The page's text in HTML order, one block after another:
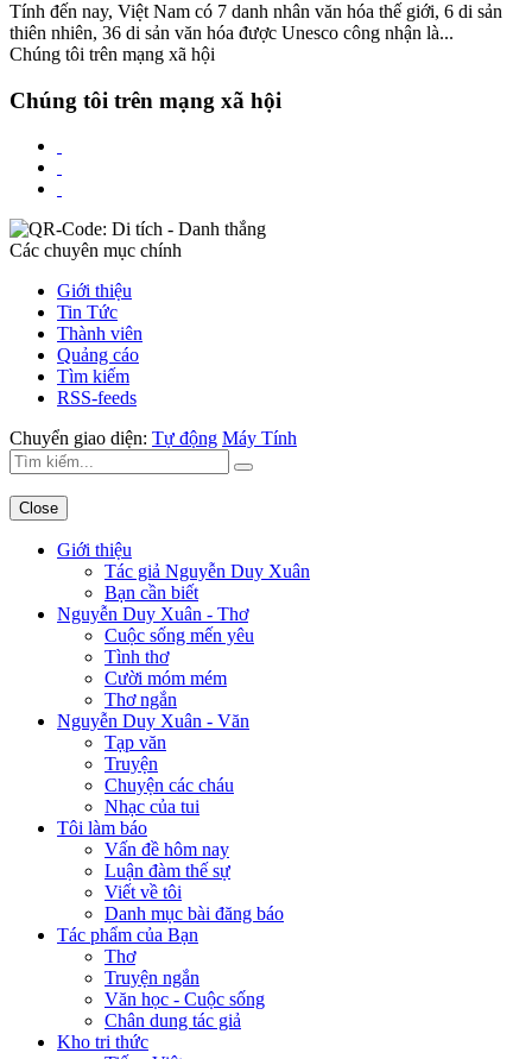
Tính đến nay, Việt Nam có 7 danh nhân văn hóa thế giới, 6 di sản
thiên nhiên, 36 di sản văn hóa được Unesco công nhận là...
Chúng tôi trên mạng xã hội
Chúng tôi trên mạng xã hội
Các chuyên mục chính
Giới thiệu
Tin Tức
Thành viên
Quảng cáo
Tìm kiếm
RSS-feeds
Chuyển giao diện: Tự động Máy Tính
Close
Giới thiệu
Tác giả Nguyễn Duy Xuân
Bạn cần biết
Nguyễn Duy Xuân - Thơ
Cuộc sống mến yêu
Tình thơ
Cười móm mém
Thơ ngắn
Nguyễn Duy Xuân - Văn
Tạp văn
Truyện
Chuyện các cháu
Nhạc của tui
Tôi làm báo
Vấn đề hôm nay
Luận đàm thế sự
Viết về tôi
Danh mục bài đăng báo
Tác phẩm của Bạn
Thơ
Truyện ngắn
Văn học - Cuộc sống
Chân dung tác giả
Kho tri thức